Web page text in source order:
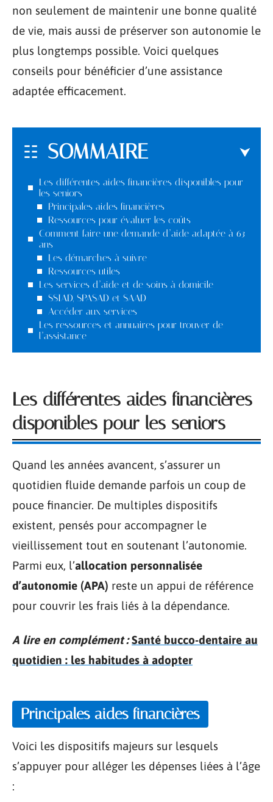
non seulement de maintenir une bonne qualité
de vie, mais aussi de préserver son autonomie le
plus longtemps possible. Voici quelques
conseils pour bénéficier d’une assistance
adaptée efficacement.
SOMMAIRE
Les différentes aides financières disponibles pour
les seniors
Principales aides financières
Ressources pour évaluer les coûts
Comment faire une demande d’aide adaptée à 63
ans
Les démarches à suivre
Ressources utiles
Les services d’aide et de soins à domicile
SSIAD, SPASAD et SAAD
Accéder aux services
Les ressources et annuaires pour trouver de
l’assistance
Les différentes aides financières
disponibles pour les seniors
Quand les années avancent, s’assurer un
quotidien fluide demande parfois un coup de
pouce financier. De multiples dispositifs
existent, pensés pour accompagner le
vieillissement tout en soutenant l’autonomie.
Parmi eux, l’allocation personnalisée
d’autonomie (APA) reste un appui de référence
pour couvrir les frais liés à la dépendance.
A lire en complément : Santé bucco-dentaire au
quotidien : les habitudes à adopter
Principales aides financières
Voici les dispositifs majeurs sur lesquels
s’appuyer pour alléger les dépenses liées à l’âge
: